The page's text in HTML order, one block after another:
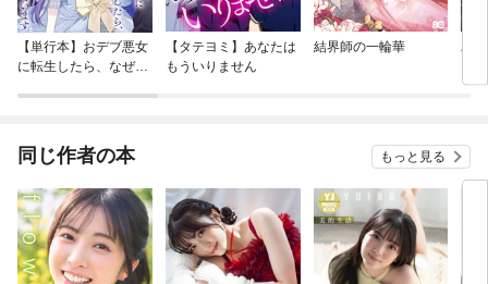
【単行本】おデブ悪女
に転生したら、なぜか
【タテヨミ】あなたは
もういりません
結界師の一輪華
バ
今
同じ作者の本 もっと見る